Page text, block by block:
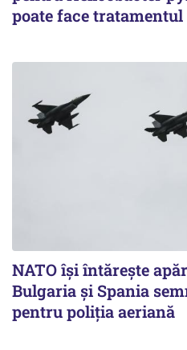
poate face
NATO își întărește
Bulgaria și Spania
pentru poliția aeriană